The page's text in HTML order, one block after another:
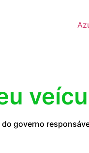
do governo